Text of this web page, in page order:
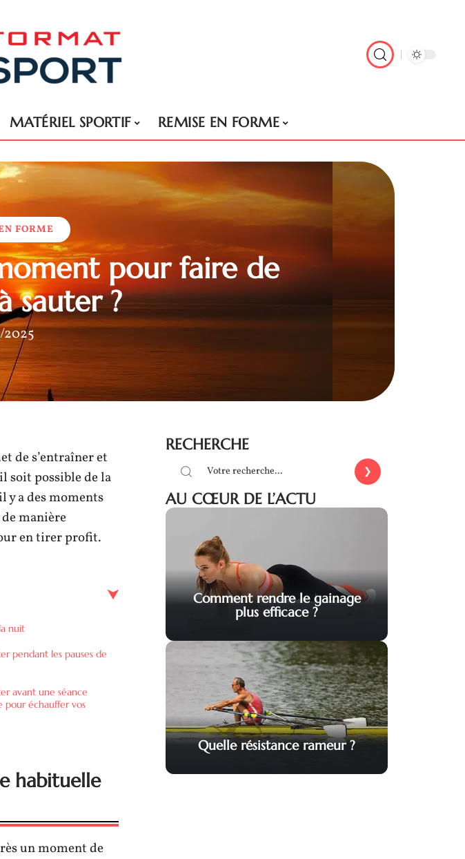
MATÉRIEL SPORTIF REMISE EN FORME
FORME
pour faire de
sauter ?
2025
de s’entraîner et
soit possible de la
a des moments
manière
en tirer profit.
nuit
pendant les pauses de
avant une séance
pour échauffer vos
habituelle
un moment de
RECHERCHE
AU CŒUR DE L’ACTU
Comment rendre le gainage
plus efficace ?
Quelle résistance rameur ?